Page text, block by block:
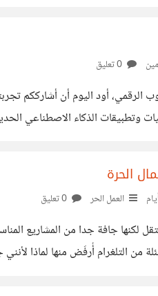
• 🎨 تصميم الجرافيك والشعارات
الحرة
العمل الحر
جافة جدا من المشاريع
من التلغرام أُرفَض منها لماذا